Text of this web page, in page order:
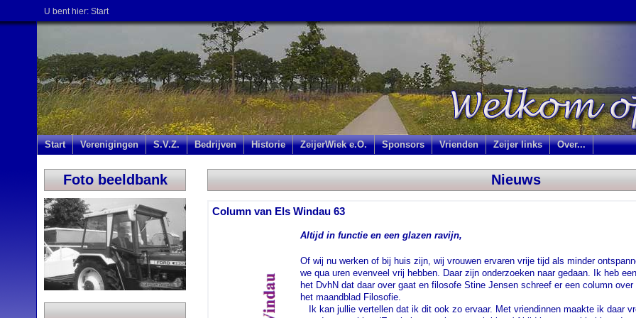
U bent hier: Start
Start Verenigingen S.V.Z. Bedrijven Historie ZeijerWiek e.O. Sponsors Vrienden Zeijer links Over...
Foto beeldbank Nieuws
Column van Els Windau 63
Altijd in functie en een glazen ravijn,
Of wij nu werken of bij huis zijn, wij vrouwen ervaren vrije tijd als minder
we qua uren evenveel vrij hebben. Daar zijn onderzoeken naar gedaan. Ik heb
het DvhN dat daar over gaat en filosofe Stine Jensen schreef er een column
het maandblad Filosofie.
Ik kan jullie vertellen dat ik dit ook zo ervaar. Met vriendinnen maakte ik daar